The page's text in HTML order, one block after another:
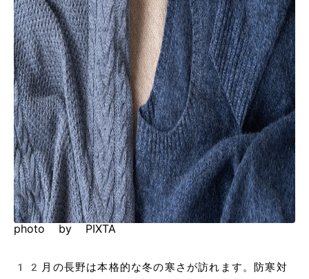
photo by PIXTA
12月の長野は本格的な冬の寒さが訪れます。防寒対